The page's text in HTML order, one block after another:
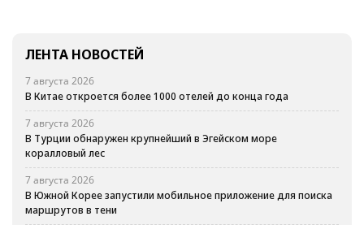
ЛЕНТА НОВОСТЕЙ
7 августа 2026
В Китае откроется более 1000 отелей до конца года
7 августа 2026
В Турции обнаружен крупнейший в Эгейском море
коралловый лес
7 августа 2026
В Южной Корее запустили мобильное приложение для поиска
маршрутов в тени